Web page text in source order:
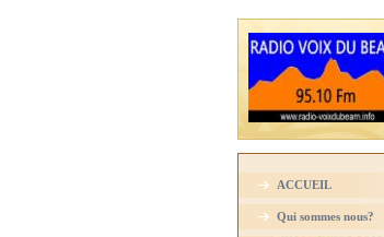
ACCUEIL
Qui sommes nous?